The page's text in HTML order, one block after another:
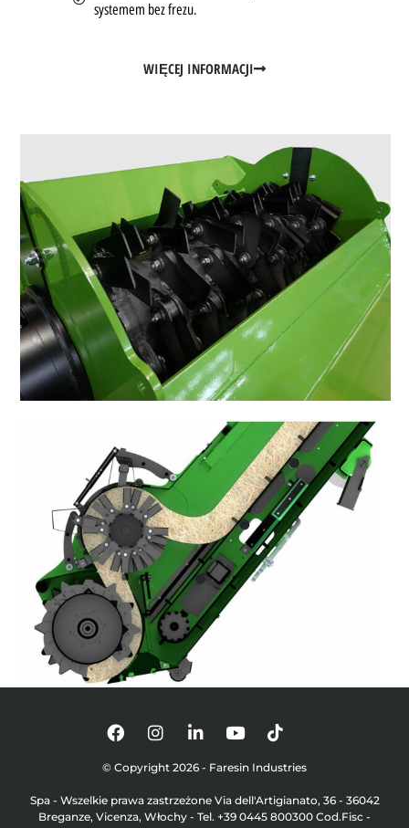
systemem bez frezu.
WIĘCEJ INFORMACJI
© Copyright 2026 - Faresin Industries
Spa - Wszelkie prawa zastrzeżone Via dell'Artigianato, 36 - 36042
Breganze, Vicenza, Włochy - Tel. +39 0445 800300 Cod.Fisc -